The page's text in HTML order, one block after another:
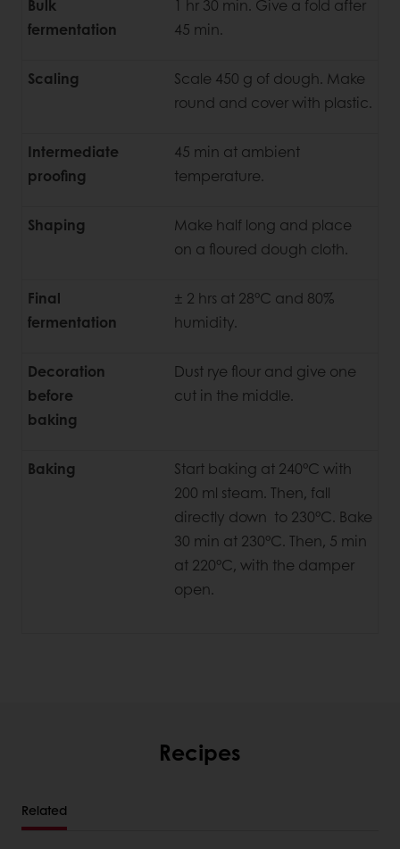
Bulk
fermentation
1 hr 30 min. Give a fold after
45 min.
Scaling
Scale 450 g of dough. Make
round and cover with plastic.
Intermediate
proofing
45 min at ambient
temperature.
Shaping
Make half long and place
on a floured dough cloth.
Final
fermentation
± 2 hrs at 28°C and 80%
humidity.
Decoration
before
baking
Dust rye flour and give one
cut in the middle.
Baking
Start baking at 240°C with
200 ml steam. Then, fall
directly down to 230°C. Bake
30 min at 230°C. Then, 5 min
at 220°C, with the damper
open.
Recipes
Related